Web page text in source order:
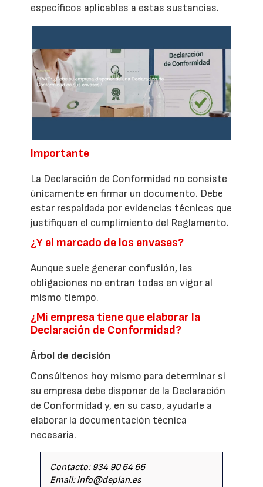
específicos aplicables a estas sustancias.
Importante
La Declaración de Conformidad no consiste
únicamente en firmar un documento. Debe
estar respaldada por evidencias técnicas que
justifiquen el cumplimiento del Reglamento.
¿Y el marcado de los envases?
Aunque suele generar confusión, las
obligaciones no entran todas en vigor al
mismo tiempo.
¿Mi empresa tiene que elaborar la
Declaración de Conformidad?
Árbol de decisión
Consúltenos hoy mismo para determinar si
su empresa debe disponer de la Declaración
de Conformidad y, en su caso, ayudarle a
elaborar la documentación técnica
necesaria.
Contacto: 934 90 64 66
Email: info@deplan.es